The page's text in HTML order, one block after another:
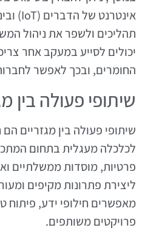
תהליכים ולשפר את ניהול
יכולים לסייע במעקב אחר
החומרים, ובכך לאפשר
שיתופי פעולה בין
שיתופי פעולה בין מגזריים
לכלכלה מעגלית בתחום
פרטיות, מוסדות ממשלתיים
ליצירת פתרונות מקיפים
מאפשרים חילופי ידע, פיתוח
פרויקטים משותפים.